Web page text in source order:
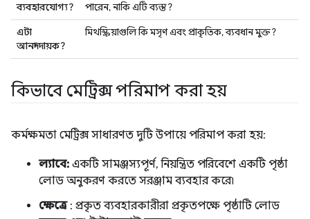
ব্যবহারযোগ্য?
পারেন, নাকি এটি ব্যস্ত?
এটা
আনন্দদায়ক?
মিথস্ক্রিয়াগুলি কি মসৃণ এবং প্রাকৃতিক, ব্যবধান মুক্ত?
কিভাবে মেট্রিক্স পরিমাপ করা হয়
কর্মক্ষমতা মেট্রিক্স সাধারণত দুটি উপায়ে পরিমাপ করা হয়:
ল্যাবে: একটি সামঞ্জস্যপূর্ণ, নিয়ন্ত্রিত পরিবেশে একটি পৃষ্ঠা
লোড অনুকরণ করতে সরঞ্জাম ব্যবহার করে৷
ক্ষেত্রে: প্রকৃত ব্যবহারকারীরা প্রকৃতপক্ষে পৃষ্ঠাটি লোড